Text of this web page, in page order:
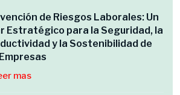
de Riesgos Laborales: Un
Estratégico para la Seguridad, la
y la Sostenibilidad de
mas